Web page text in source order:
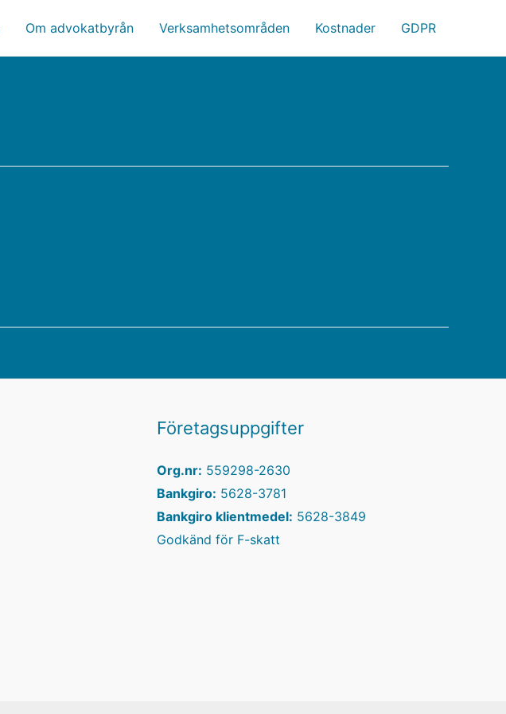
Om advokatbyrån Verksamhetsområden Kostnader GDPR
Företagsuppgifter
Org.nr: 559298-2630
Bankgiro: 5628-3781
Bankgiro klientmedel: 5628-3849
Godkänd för F-skatt